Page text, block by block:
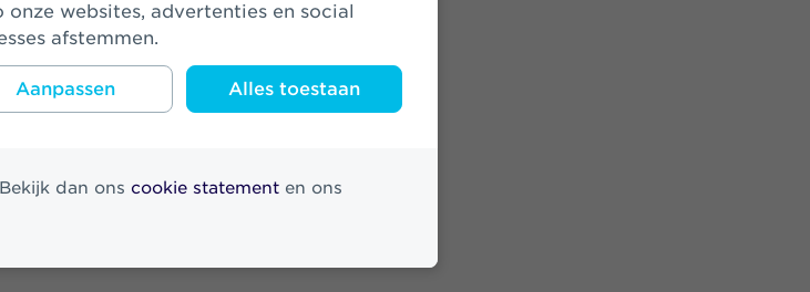
websites, advertenties en social
afstemmen.
Alles toestaan
Aanpassen
dan ons cookie statement en ons